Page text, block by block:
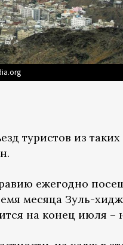
туристов из
ежегодно
месяца Зуль-
на конец июля –